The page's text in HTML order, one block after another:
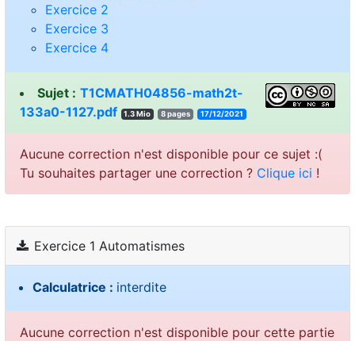
Exercice 2
Exercice 3
Exercice 4
Sujet : T1CMATH04856-math2t-
133a0-1127.pdf
1.3 Mio 8 pages 17/12/2021
Aucune correction n'est disponible pour ce sujet :(
Tu souhaites partager une correction ? Clique ici !
Exercice 1 Automatismes
Calculatrice : interdite
Aucune correction n'est disponible pour cette partie